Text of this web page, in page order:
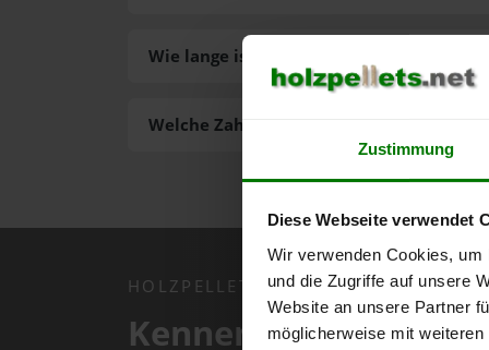
Zustimmung
Diese Webseite verwendet
Wir verwenden Cookies,
und die Zugriffe auf unsere
Website an unsere Partner
möglicherweise mit
Welche Zahlungsarten gibt es?
Wie lange ist die Lieferzeit der Pellets?
HOLZPELLETS.NET APP
Kennen Sie schon